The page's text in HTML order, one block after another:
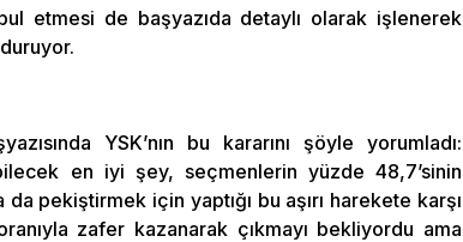
etmesi de başyazıda detaylı olarak işlenerek
YSK’nın bu kararını şöyle yorumladı:
en iyi şey, seçmenlerin yüzde 48,7’sinin
pekiştirmek için yaptığı bu aşırı harekete karşı
zafer kazanarak çıkmayı bekliyordu ama